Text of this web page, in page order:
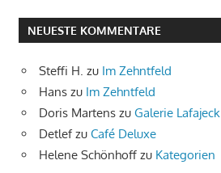
NEUESTE KOMMENTARE
Steffi H. zu Im Zehntfeld
Hans zu Im Zehntfeld
Doris Martens zu Galerie Lafajeck
Detlefzu Café Deluxe
Helene Schönhoff zu Kategorien